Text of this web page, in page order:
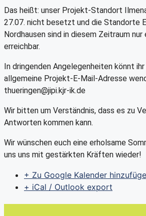
Das heißt: unser Projekt-Standort
27.07. nicht besetzt und die Standorte
Nordhausen sind in diesem Zeitraum
erreichbar.
In dringenden Angelegenheiten könnt
allgemeine Projekt-E-Mail-Adresse
thueringen@jipi.kjr-ik.de
Wir bitten um Verständnis, dass es zu
Antworten kommen kann.
Wir wünschen euch eine erholsame
uns uns mit gestärkten Kräften wieder!
+ Zu Google Kalender
+ iCal / Outlook export